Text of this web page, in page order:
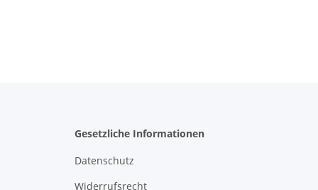
Gesetzliche Informationen
Datenschutz
Widerrufsrecht